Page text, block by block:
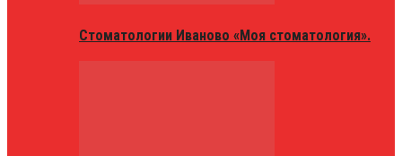
Стоматологии Иваново «Моя стоматология».